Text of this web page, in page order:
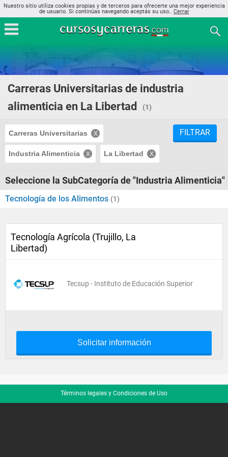
Nuestro sitio utiliza cookies propias y de terceros para ofrecerte una mejor experiencia
de usuario. Si continúas navegando aceptás su uso.. Cerrar
Carreras Universitarias de industria
alimenticia en La Libertad
(1)
Carreras Universitarias
Industria Alimenticia La Libertad
FILTRAR
Seleccione la SubCategoría de "Industria Alimenticia"
Tecnología de los Alimentos (1)
Tecnología Agrícola (Trujillo, La
Libertad)
Tecsup - Instituto de Educación Superior
Solicitar información
Términos legales y Condiciones de Uso